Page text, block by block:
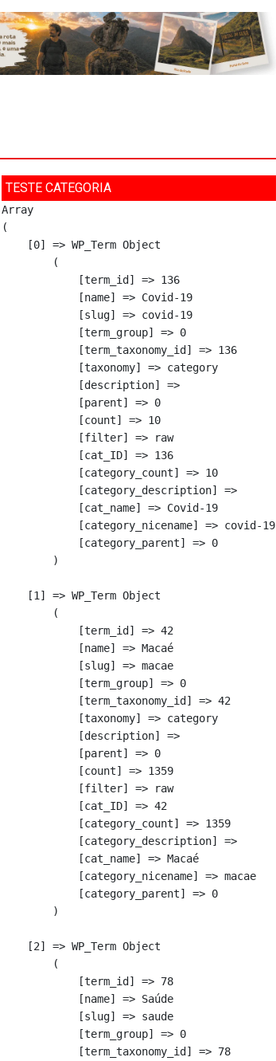
TESTE CATEGORIA
Array
(
    [0] => WP_Term Object
        (
            [term_id] => 136
            [name] => Covid-19
            [slug] => covid-19
            [term_group] => 0
            [term_taxonomy_id] => 136
            [taxonomy] => category
            [description] =>
            [parent] => 0
            [count] => 10
            [filter] => raw
            [cat_ID] => 136
            [category_count] => 10
            [category_description] =>
            [cat_name] => Covid-19
            [category_nicename] => covid-19
            [category_parent] => 0
        )
    [1] => WP_Term Object
        (
            [term_id] => 42
            [name] => Macaé
            [slug] => macae
            [term_group] => 0
            [term_taxonomy_id] => 42
            [taxonomy] => category
            [description] =>
            [parent] => 0
            [count] => 1359
            [filter] => raw
            [cat_ID] => 42
            [category_count] => 1359
            [category_description] =>
            [cat_name] => Macaé
            [category_nicename] => macae
            [category_parent] => 0
        )
    [2] => WP_Term Object
        (
            [term_id] => 78
            [name] => Saúde
            [slug] => saude
            [term_group] => 0
            [term_taxonomy_id] => 78